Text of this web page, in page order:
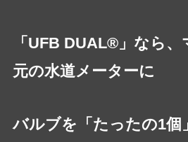
「UFB DUAL®」なら
元の水道メーターに
バルブを「たったの1個